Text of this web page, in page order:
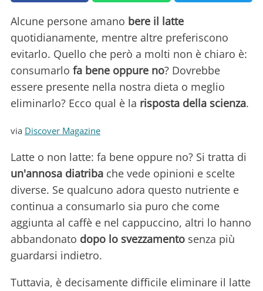
Alcune persone amano bere il latte
quotidianamente, mentre altre preferiscono
evitarlo. Quello che però a molti non è chiaro è:
consumarlo fa bene oppure no? Dovrebbe
essere presente nella nostra dieta o meglio
eliminarlo? Ecco qual è la risposta della scienza.
via Discover Magazine
Latte o non latte: fa bene oppure no? Si tratta di
un'annosa diatriba che vede opinioni e scelte
diverse. Se qualcuno adora questo nutriente e
continua a consumarlo sia puro che come
aggiunta al caffè e nel cappuccino, altri lo hanno
abbandonato dopo lo svezzamento senza più
guardarsi indietro.
Tuttavia, è decisamente difficile eliminare il latte